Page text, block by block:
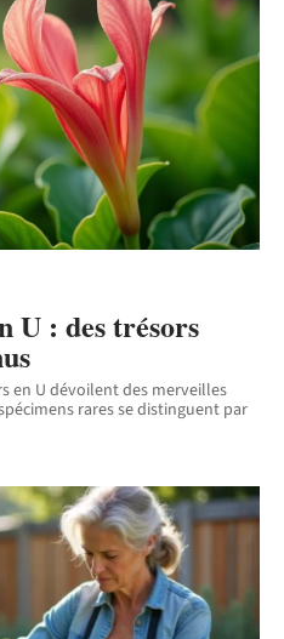
U : des trésors
en U dévoilent des merveilles
rares se distinguent par